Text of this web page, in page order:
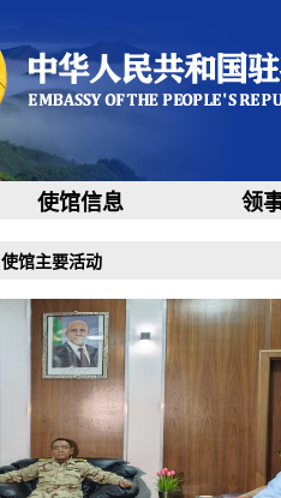
使馆信息 领
使馆主要活动